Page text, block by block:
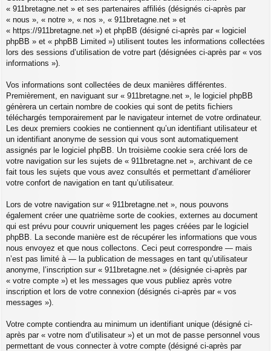
« 911bretagne.net » et ses partenaires affiliés (désignés ci-après par
« nous », « notre », « nos », « 911bretagne.net » et
« https://911bretagne.net ») et phpBB (désigné ci-après par « logiciel
phpBB » et « phpBB Limited ») utilisent toutes les informations collectées
lors des sessions d’utilisation de votre part (désignées ci-après par « vos
informations »).
Vos informations sont collectées de deux manières différentes.
Premièrement, en naviguant sur « 911bretagne.net », le logiciel phpBB
génèrera un certain nombre de cookies qui sont de petits fichiers
téléchargés temporairement par le navigateur internet de votre ordinateur.
Les deux premiers cookies ne contiennent qu’un identifiant utilisateur et
un identifiant anonyme de session qui vous sont automatiquement
assignés par le logiciel phpBB. Un troisième cookie sera créé lors de
votre navigation sur les sujets de « 911bretagne.net », archivant de ce
fait tous les sujets que vous avez consultés et permettant d’améliorer
votre confort de navigation en tant qu’utilisateur.
Lors de votre navigation sur « 911bretagne.net », nous pouvons
également créer une quatrième sorte de cookies, externes au document
qui est prévu pour couvrir uniquement les pages créées par le logiciel
phpBB. La seconde manière est de récupérer les informations que vous
nous envoyez et que nous collectons. Ceci peut correspondre — mais
n’est pas limité à — la publication de messages en tant qu’utilisateur
anonyme, l’inscription sur « 911bretagne.net » (désignée ci-après par
« votre compte ») et les messages que vous publiez après votre
inscription et lors de votre connexion (désignés ci-après par « vos
messages »).
Votre compte contiendra au minimum un identifiant unique (désigné ci-
après par « votre nom d’utilisateur ») et un mot de passe personnel vous
permettant de vous connecter à votre compte (désigné ci-après par